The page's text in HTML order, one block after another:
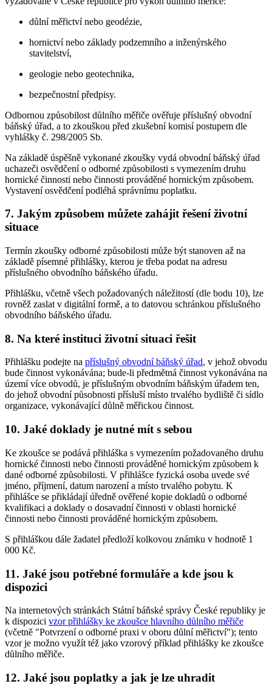
důlní měřictví nebo geodézie,
hornictví nebo základy podzemního a inženýrského
stavitelství,
geologie nebo geotechnika,
bezpečnostní předpisy.
Odbornou způsobilost důlního měřiče ověřuje příslušný obvodní
báňský úřad, a to zkouškou před zkušební komisí postupem dle
vyhlášky č. 298/2005 Sb.
Na základě úspěšně vykonané zkoušky vydá obvodní báňský úřad
uchazeči osvědčení o odborné způsobilosti s vymezením druhu
hornické činnosti nebo činnosti prováděné hornickým způsobem.
Vystavení osvědčení podléhá správnímu poplatku.
7. Jakým způsobem můžete zahájit řešení životní
situace
Termín zkoušky odborné způsobilosti může být stanoven až na
základě písemné přihlášky, kterou je třeba podat na adresu
příslušného obvodního báňského úřadu.
Přihlášku, včetně všech požadovaných náležitostí (dle bodu 10), lze
rovněž zaslat v digitální formě, a to datovou schránkou příslušného
obvodního báňského úřadu.
8. Na které instituci životní situaci řešit
Přihlášku podejte na příslušný obvodní báňský úřad, v jehož obvodu
bude činnost vykonávána; bude-li předmětná činnost vykonávána na
území více obvodů, je příslušným obvodním báňským úřadem ten,
do jehož obvodní působnosti přísluší místo trvalého bydliště či sídlo
organizace, vykonávající důlně měřickou činnost.
10. Jaké doklady je nutné mít s sebou
Ke zkoušce se podává přihláška s vymezením požadovaného druhu
hornické činnosti nebo činnosti prováděné hornickým způsobem k
dané odborné způsobilosti. V přihlášce fyzická osoba uvede své
jméno, příjmení, datum narození a místo trvalého pobytu. K
přihlášce se přikládají úředně ověřené kopie dokladů o odborné
kvalifikaci a doklady o dosavadní činnosti v oblasti hornické
činnosti nebo činnosti prováděné hornickým způsobem.
S přihláškou dále žadatel předloží kolkovou známku v hodnotě 1
000 Kč.
11. Jaké jsou potřebné formuláře a kde jsou k
dispozici
Na internetových stránkách Státní báňské správy České republiky je
k dispozici vzor přihlášky ke zkoušce hlavního důlního měřiče
(včetně "Potvrzení o odborné praxi v oboru důlní měřictví"); tento
vzor je možno využít též jako vzorový příklad přihlášky ke zkoušce
důlního měřiče.
12. Jaké jsou poplatky a jak je lze uhradit